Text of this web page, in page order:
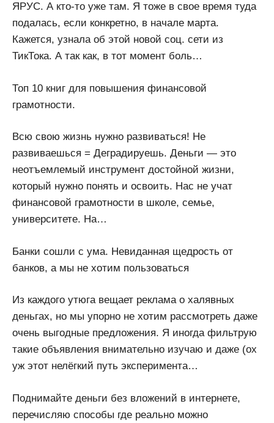
ЯРУС. А кто-то уже там. Я тоже в свое время туда
подалась, если конкретно, в начале марта.
Кажется, узнала об этой новой соц. сети из
ТикТока. А так как, в тот момент боль…
Топ 10 книг для повышения финансовой
грамотности.
Всю свою жизнь нужно развиваться! Не
развиваешься = Деградируешь. Деньги — это
неотъемлемый инструмент достойной жизни,
который нужно понять и освоить. Нас не учат
финансовой грамотности в школе, семье,
университете. На…
Банки сошли с ума. Невиданная щедрость от
банков, а мы не хотим пользоваться
Из каждого утюга вещает реклама о халявных
деньгах, но мы упорно не хотим рассмотреть даже
очень выгодные предложения. Я иногда фильтрую
такие объявления внимательно изучаю и даже (ох
уж этот нелёгкий путь эксперимента…
Поднимайте деньги без вложений в интернете,
перечисляю способы где реально можно